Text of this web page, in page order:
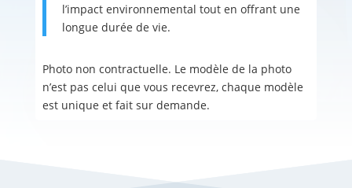
l’impact environnemental tout en offrant une
longue durée de vie.
Photo non contractuelle. Le modèle de la photo
n’est pas celui que vous recevrez, chaque modèle
est unique et fait sur demande.